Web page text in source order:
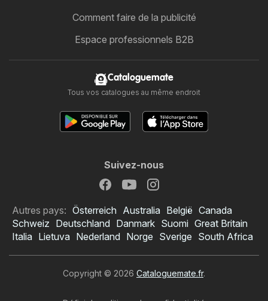
Comment faire de la publicité
Espace professionnels B2B
Cataloguemate
Tous vos catalogues au même endroit
Suivez-nous
Autres pays: Österreich Australia België Canada
Schweiz Deutschland Danmark Suomi Great Britain
Italia Lietuva Nederland Norge Sverige South Africa
Copyright © 2026 Cataloguemate.fr.